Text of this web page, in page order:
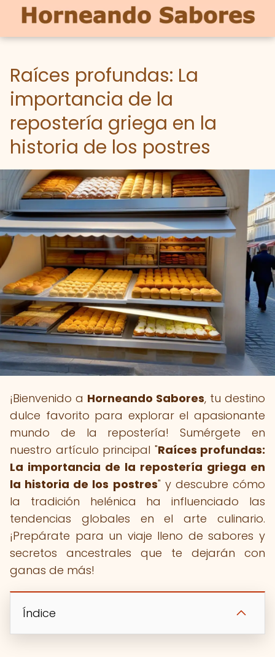
Raíces profundas: La
importancia de la
repostería griega en la
historia de los postres
¡Bienvenido a Horneando Sabores, tu destino
dulce favorito para explorar el apasionante
mundo de la repostería! Sumérgete en
nuestro artículo principal "Raíces profundas:
La importancia de la repostería griega en
la historia de los postres" y descubre cómo
la tradición helénica ha influenciado las
tendencias globales en el arte culinario.
¡Prepárate para un viaje lleno de sabores y
secretos ancestrales que te dejarán con
ganas de más!
Índice